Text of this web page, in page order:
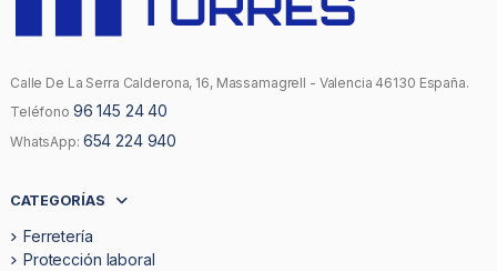
Calle De La Serra Calderona, 16, Massamagrell - Valencia 46130 España.
Teléfono 96 145 24 40
WhatsApp: 654 224 940
CATEGORÍAS
Ferretería
Protección laboral